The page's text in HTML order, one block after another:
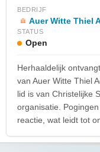
BEDRIJF
Auer Witte Thiel
STATUS
Open
Herhaaldelijk
van Auer Witte Thiel
lid is van Christelijke
organisatie.
reactie, wat leidt tot